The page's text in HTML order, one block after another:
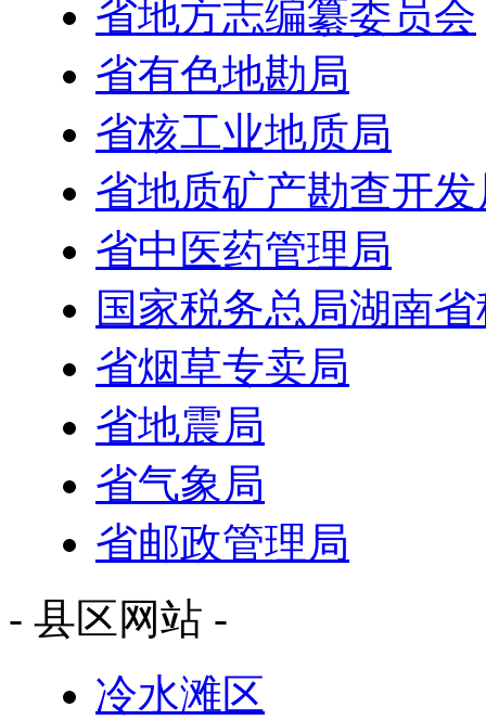
省地方志编纂委员会
省有色地勘局
省核工业地质局
省地质矿产勘查开发
省中医药管理局
国家税务总局湖南
省烟草专卖局
省地震局
省气象局
省邮政管理局
- 县区网站 -
冷水滩区